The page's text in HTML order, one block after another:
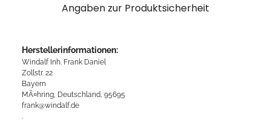
Angaben zur Produktsicherheit
Herstellerinformationen:
Windalf Inh. Frank Daniel
Zollstr. 22
Bayern
MÃ¤hring, Deutschland, 95695
frank@windalf.de